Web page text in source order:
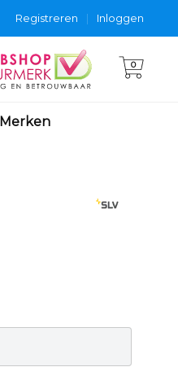
Inloggen
|
Registreren
0
Merken